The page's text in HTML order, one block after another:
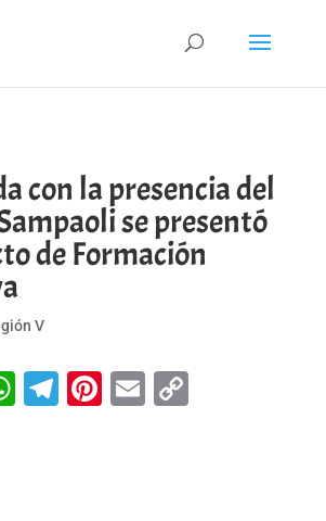
con la presencia del
se presentó
de Formación
V
WhatsApp
Telegram
Pinterest
EmailCopy